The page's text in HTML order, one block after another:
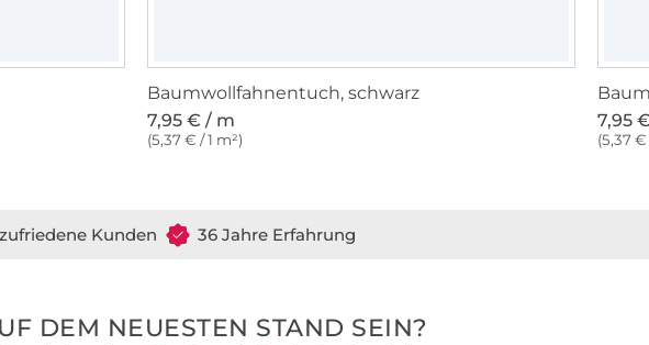
Baumwollfahnentuch, schwarz
7,95 € / m
(5,37 € / 1 m²)
7,95
(5,37 €
Kunden 36 Jahre Erfahrung
DEM NEUESTEN STAND SEIN?